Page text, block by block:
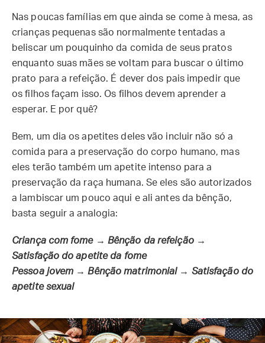
Nas poucas famílias em que ainda se come à mesa, as
crianças pequenas são normalmente tentadas a
beliscar um pouquinho da comida de seus pratos
enquanto suas mães se voltam para buscar o último
prato para a refeição. É dever dos pais impedir que
os filhos façam isso. Os filhos devem aprender a
esperar. E por quê?
Bem, um dia os apetites deles vão incluir não só a
comida para a preservação do corpo humano, mas
eles terão também um apetite intenso para a
preservação da raça humana. Se eles são autorizados
a lambiscar um pouco aqui e ali antes da bênção,
basta seguir a analogia:
Criança com fome → Bênção da refeição →
Satisfação do apetite da fome
Pessoa jovem → Bênção matrimonial → Satisfação do
apetite sexual